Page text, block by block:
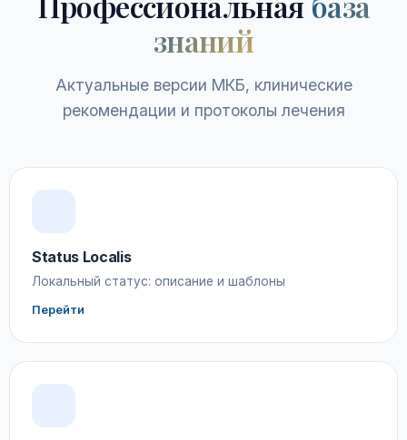
знаний
Актуальные версии МКБ, клинические
рекомендации и протоколы лечения
Status Localis
Локальный статус: описание и шаблоны
Перейти